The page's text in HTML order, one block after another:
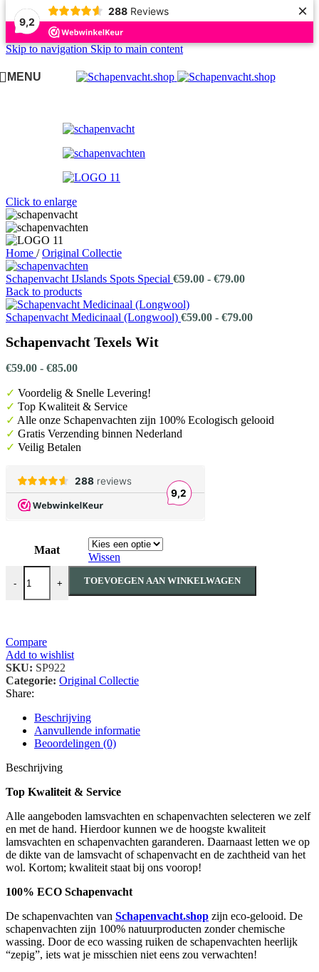
9,2
288 Reviews ×
Skip to navigationSkip to main content
MENU
Click to enlarge
Home / Original Collectie
Schapenvacht IJslands Spots Special €59.00 - €79.00Prijsklasse:
€79.00
Back to products
Schapenvacht Medicinaal (Longwool) €59.00 - €79.00Prijsklasse:
Schapenvacht Texels Wit
€59.00 - €85.00Prijsklasse:
tot
€85.00
✓ Voordelig & Snelle Levering!
✓ Top Kwaliteit & Service
✓ Alle onze Schapenvachten zijn 100% Ecologisch gelooid
✓ Gratis Verzending binnen Nederland
✓ Veilig Betalen
Maat
Wissen
-
Schapenvacht Texels Wit aantal
+ TOEVOEGEN AAN WINKELWAGEN
Compare
Add to wishlist
SKU: SP922
Categorie: Original Collectie
Share:
Beschrijving
Aanvullende informatie
Beoordelingen (0)
Beschrijving
Top Kwaliteit & Service
Alle aangeboden lamsvachten en schapenvachten selecteren we zelf
en met de hand. Hierdoor kunnen we de hoogste kwaliteit
lamsvachten en schapenvachten garanderen. Daarnaast letten we op
de dikte van de lamsvacht of schapenvacht en de zachtheid van het
wol. Kortom; kwaliteit staat bij ons voorop!
100% ECO Schapenvacht
De schapenvachten van Schapenvacht.shop zijn eco-gelooid. De
schapenvachten zijn 100% natuurproducten zonder chemische
wassing. Door de eco wassing ruiken de schapenvachten heerlijk
“zepig”, iets wat je misschien niet eens zou verwachten!